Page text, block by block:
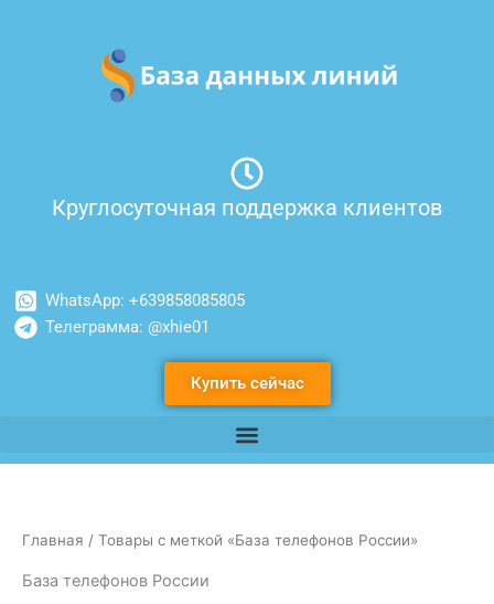
содержимому
Круглосуточная поддержка клиентов
WhatsApp: +639858085805
Телеграмма: @xhie01
Купить сейчас
Главная / Товары с меткой «База телефонов России»
База телефонов России